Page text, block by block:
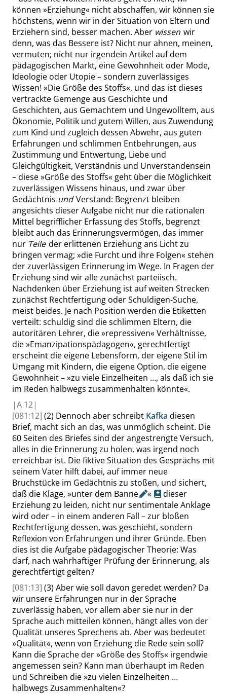
können »Erziehung« nicht abschaffen, wir können sie
höchstens, wenn wir in der Situation von Eltern und
Erziehern sind, besser machen. Aber wissen wir
denn, was das Bessere ist? Nicht nur ahnen, meinen,
vermuten; nicht nur irgendein Artikel auf dem
pädagogischen Markt, eine Gewohnheit oder Mode,
Ideologie oder Utopie – sondern zuverlässiges
Wissen! »Die Größe des Stoffs«, und das ist dieses
vertrackte Gemenge aus Geschichte und
Geschichten, aus Gemachtem und Ungewolltem, aus
Ökonomie, Politik und gutem Willen, aus Zuwendung
zum Kind und zugleich dessen Abwehr, aus guten
Erfahrungen und schlimmen Entbehrungen, aus
Zustimmung und Entwertung, Liebe und
Gleichgültigkeit, Verständnis und Unverstandensein
– diese»Größe des Stoffs« geht über die Möglichkeit
zuverlässigen Wissens hinaus, und zwar über
Gedächtnis undVerstand: Begrenzt bleiben
angesichts dieser Aufgabe nicht nur die rationalen
Mittel begrifflicher Erfassung des Stoffs, begrenzt
bleibt auch das Erinnerungsvermögen, das immer
nur Teile der erlittenen Erziehung ans Licht zu
bringen vermag; »die Furcht und ihre Folgen«stehen
der zuverlässigen Erinnerung im Wege. In Fragen der
Erziehung sind wir alle zunächst parteiisch.
Nachdenken über Erziehung ist auf weiten Strecken
zunächst Rechtfertigung oder Schuldigen-Suche,
meist beides. Je nach Position werden die Etiketten
verteilt: schuldig sind die schlimmen Eltern, die
autoritären Lehrer, die»repressiven«Verhältnisse,
die»Emanzipationspädagogen«, gerechtfertigt
erscheint die eigene Lebensform, der eigene Stil im
Umgang mit Kindern, die eigene Option, die eigene
Gewohnheit –»zu viele Einzelheiten …, als daß ich sie
im Reden halbwegs zusammenhalten könnte«.
|A 12|
[081:12] (2) Dennoch aber schreibt Kafka diesen
Brief, macht sich an das, was unmöglich scheint. Die
60 Seiten des Briefes sind der angestrengte Versuch,
alles in die Erinnerung zu holen, was irgend noch
erreichbar ist. Die fiktive Situation des Gesprächs mit
seinem Vater hilft dabei, auf immer neue
Bruchstücke im Gedächtnis zu stoßen, und sichert,
daß die Klage, »unter dem Banne «
dieser
Erziehung zu leiden, nicht nur sentimentale Anklage
wird oder – in einem anderen Fall – zur bloßen
Rechtfertigung dessen, was geschieht, sondern
Reflexion von Erfahrungen und ihrer Gründe. Eben
dies ist die Aufgabe pädagogischer Theorie: Was
darf, nach wahrhaftiger Prüfung der Erinnerung, als
gerechtfertigt gelten?
[081:13] (3) Aber wie soll davon geredet werden? Da
wir unsere Erfahrungen nur in der Sprache
zuverlässig haben, vor allem aber sie nur in der
Sprache auch mitteilen können, hängt alles von der
Qualität unseres Sprechens ab. Aber was bedeutet
»Qualität«, wenn von Erziehung die Rede sein soll?
Kann die Sprache der»Größe des Stoffs« irgendwie
angemessen sein? Kann man überhaupt im Reden
und Schreiben die»zu vielen Einzelheiten …
halbwegs Zusammenhalten«?